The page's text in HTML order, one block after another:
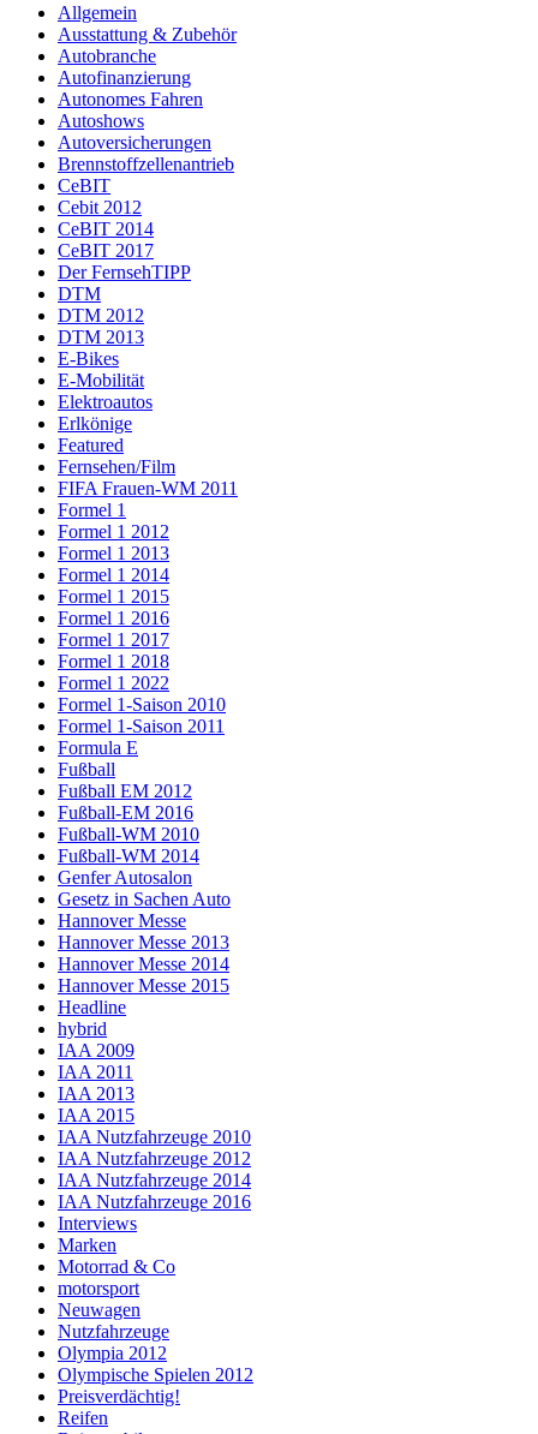
Allgemein
Ausstattung & Zubehör
Autobranche
Autofinanzierung
Autonomes Fahren
Autoshows
Autoversicherungen
Brennstoffzellenantrieb
CeBIT
Cebit 2012
CeBIT 2014
CeBIT 2017
Der FernsehTIPP
DTM
DTM 2012
DTM 2013
E-Bikes
E-Mobilität
Elektroautos
Erlkönige
Featured
Fernsehen/Film
FIFA Frauen-WM 2011
Formel 1
Formel 1 2012
Formel 1 2013
Formel 1 2014
Formel 1 2015
Formel 1 2016
Formel 1 2017
Formel 1 2018
Formel 1 2022
Formel 1-Saison 2010
Formel 1-Saison 2011
Formula E
Fußball
Fußball EM 2012
Fußball-EM 2016
Fußball-WM 2010
Fußball-WM 2014
Genfer Autosalon
Gesetz in Sachen Auto
Hannover Messe
Hannover Messe 2013
Hannover Messe 2014
Hannover Messe 2015
Headline
hybrid
IAA 2009
IAA 2011
IAA 2013
IAA 2015
IAA Nutzfahrzeuge 2010
IAA Nutzfahrzeuge 2012
IAA Nutzfahrzeuge 2014
IAA Nutzfahrzeuge 2016
Interviews
Marken
Motorrad & Co
motorsport
Neuwagen
Nutzfahrzeuge
Olympia 2012
Olympische Spielen 2012
Preisverdächtig!
Reifen